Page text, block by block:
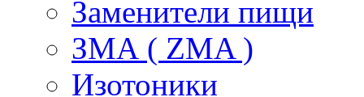
Заменители пищи
ЗМА ( ZMA )
Изотоники